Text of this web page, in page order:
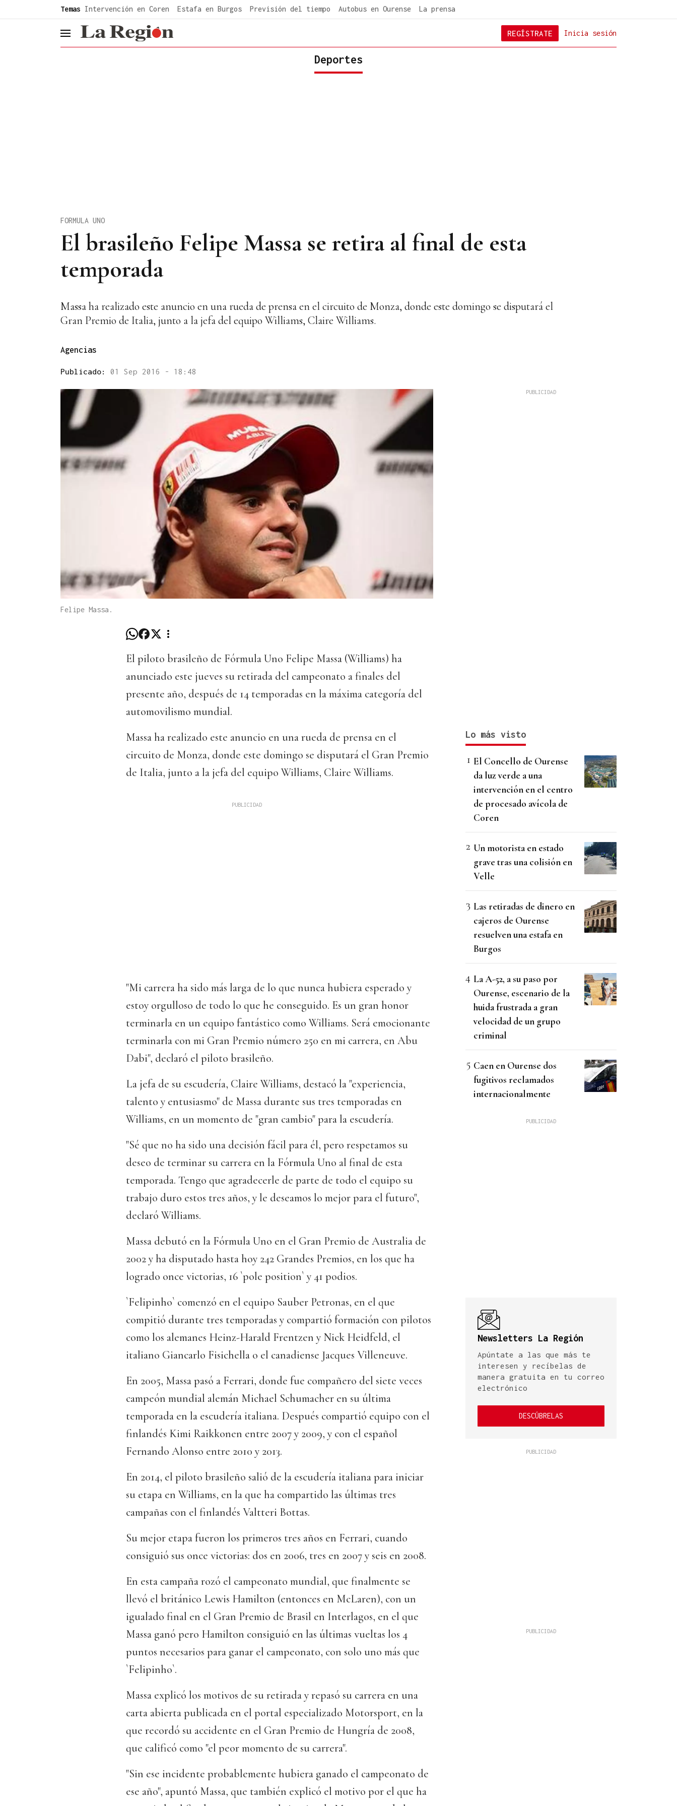
Temas Intervención en Coren Estafa en Burgos Previsión del tiempo Autobus en Ourense La prensa
header.menu.open Inicia sesión
REGÍSTRATE
Deportes
El brasileño Felipe Massa se retira al final de esta
temporada
FORMULA UNO
Massa ha realizado este anuncio en una rueda de prensa en el circuito de Monza, donde este domingo se disputará el
Gran Premio de Italia, junto a la jefa del equipo Williams, Claire Williams.
Agencias
Publicado: 01 Sep 2016 - 18:48
Felipe Massa.
El piloto brasileño de Fórmula Uno Felipe Massa (Williams) ha
anunciado este jueves su retirada del campeonato a finales del
presente año, después de 14 temporadas en la máxima categoría del
automovilismo mundial.
Massa ha realizado este anuncio en una rueda de prensa en el
circuito de Monza, donde este domingo se disputará el Gran Premio
de Italia, junto a la jefa del equipo Williams, Claire Williams.
"Mi carrera ha sido más larga de lo que nunca hubiera esperado y
estoy orgulloso de todo lo que he conseguido. Es un gran honor
terminarla en un equipo fantástico como Williams. Será emocionante
terminarla con mi Gran Premio número 250 en mi carrera, en Abu
Dabi", declaró el piloto brasileño.
La jefa de su escudería, Claire Williams, destacó la "experiencia,
talento y entusiasmo" de Massa durante sus tres temporadas en
Williams, en un momento de "gran cambio" para la escudería.
"Sé que no ha sido una decisión fácil para él, pero respetamos su
deseo de terminar su carrera en la Fórmula Uno al final de esta
temporada. Tengo que agradecerle de parte de todo el equipo su
trabajo duro estos tres años, y le deseamos lo mejor para el futuro",
declaró Williams.
Massa debutó en la Fórmula Uno en el Gran Premio de Australia de
2002 y ha disputado hasta hoy 242 Grandes Premios, en los que ha
logrado once victorias, 16 `pole position` y 41 podios.
`Felipinho` comenzó en el equipo Sauber Petronas, en el que
compitió durante tres temporadas y compartió formación con pilotos
como los alemanes Heinz-Harald Frentzen y Nick Heidfeld, el
italiano Giancarlo Fisichella o el canadiense Jacques Villeneuve.
En 2005, Massa pasó a Ferrari, donde fue compañero del siete veces
campeón mundial alemán Michael Schumacher en su última
temporada en la escudería italiana. Después compartió equipo con el
finlandés Kimi Raikkonen entre 2007 y 2009, y con el español
Fernando Alonso entre 2010 y 2013.
En 2014, el piloto brasileño salió de la escudería italiana para iniciar
su etapa en Williams, en la que ha compartido las últimas tres
campañas con el finlandés Valtteri Bottas.
Su mejor etapa fueron los primeros tres años en Ferrari, cuando
consiguió sus once victorias: dos en 2006, tres en 2007 y seis en 2008.
En esta campaña rozó el campeonato mundial, que finalmente se
llevó el británico Lewis Hamilton (entonces en McLaren), con un
igualado final en el Gran Premio de Brasil en Interlagos, en el que
Massa ganó pero Hamilton consiguió en las últimas vueltas los 4
puntos necesarios para ganar el campeonato, con solo uno más que
`Felipinho`.
Massa explicó los motivos de su retirada y repasó su carrera en una
carta abierta publicada en el portal especializado Motorsport, en la
que recordó su accidente en el Gran Premio de Hungría de 2008,
que calificó como "el peor momento de su carrera".
"Sin ese incidente probablemente hubiera ganado el campeonato de
ese año", apuntó Massa, que también explicó el motivo por el que ha
Lo más visto
El Concello de Ourense
da luz verde a una
intervención en el centro
de procesado avícola de
Coren
Un motorista en estado
grave tras una colisión en
Velle
Las retiradas de dinero en
cajeros de Ourense
resuelven una estafa en
Burgos
La A-52, a su paso por
Ourense, escenario de la
huida frustrada a gran
velocidad de un grupo
criminal
Caen en Ourense dos
fugitivos reclamados
internacionalmente
Newsletters La Región
Apúntate a las que más te
interesen y recíbelas de
manera gratuita en tu correo
electrónico
DESCÚBRELAS